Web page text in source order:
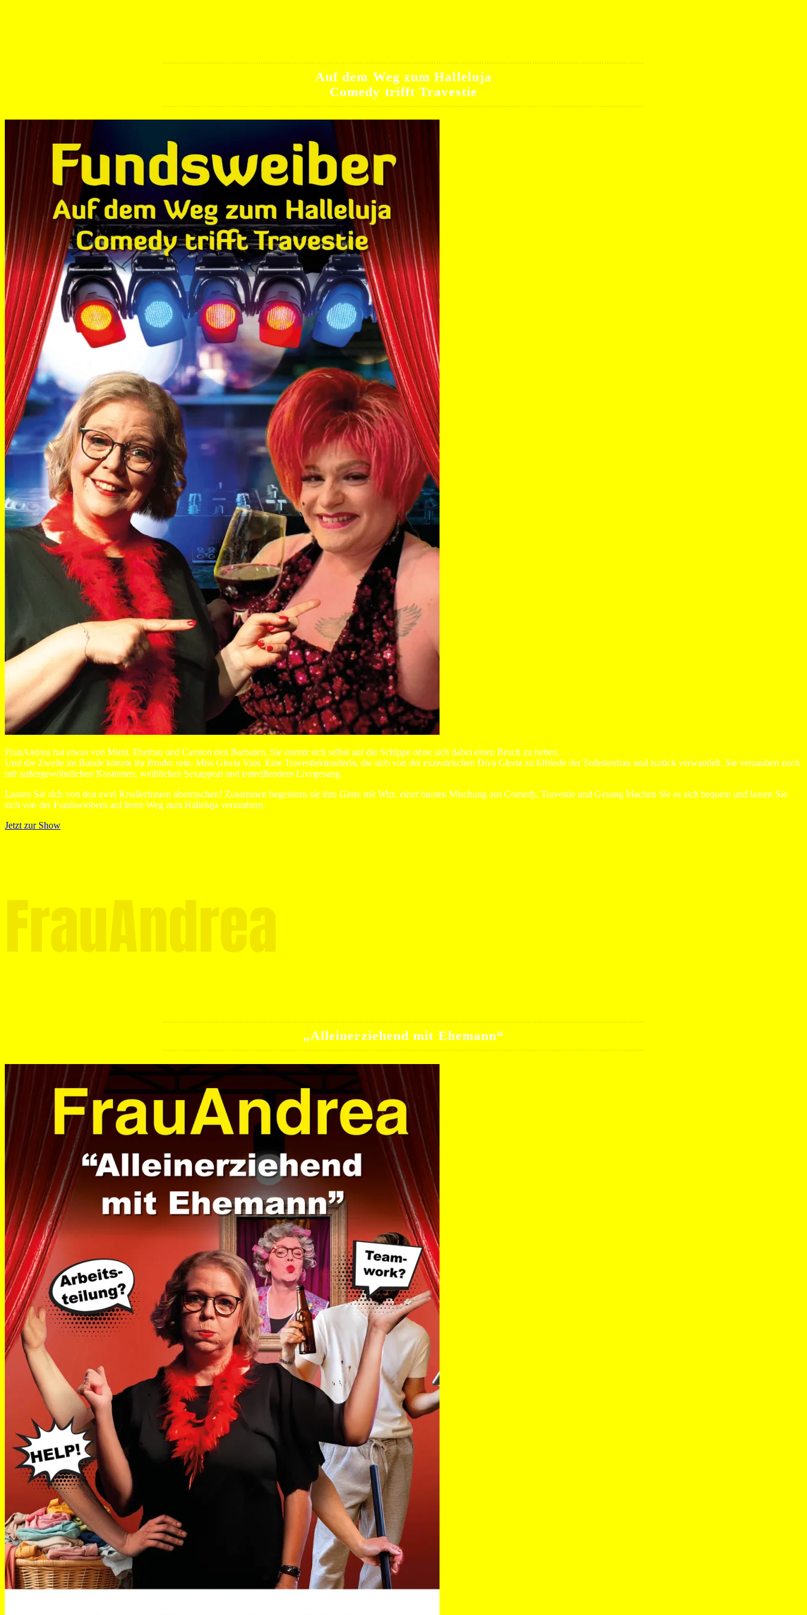
Auf dem Weg zum Halleluja
Comedy trifft Travestie
FrauAndrea hat etwas von Mutti, Ehefrau und Cannon den Barbaren. Sie nimmt sich selbst auf die Schippe ohne sich dabei einen Bruch zu heben.
Und die Zweite im Bunde könnte ihr Bruder sein. Miss Gloria Vain. Eine Travestiekünstlerin, die sich von der exzentrischen Diva Gloria zu Elfriede der Toilettenfrau und zurück verwandelt. Sie verzaubert euch
mit außergewöhnlichen Kostümen, weiblichen Sexappeal und mitreißendem Livegesang.
Lassen Sie sich von den zwei Knallerfrauen überraschen! Zusammen begeistern sie ihre Gäste mit Witz, einer bunten Mischung aus Comedy, Travestie und Gesang Machen Sie es sich bequem und lassen Sie
sich von der Fundsweibern auf ihren Weg zum Halleluja verzaubern.
Jetzt zur Show
FrauAndrea
„Alleinerziehend mit Ehemann“